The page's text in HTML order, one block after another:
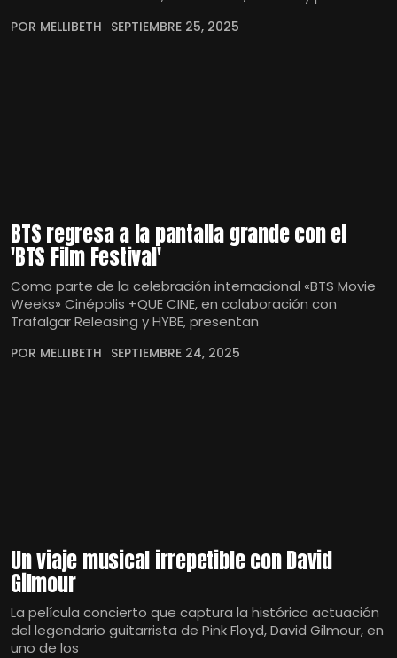
POR MELLIBETH SEPTIEMBRE 25, 2025
BTS regresa a la pantalla grande con el
'BTS Film Festival'
Como parte de la celebración internacional «BTS Movie
Weeks» Cinépolis +QUE CINE, en colaboración con
Trafalgar Releasing y HYBE, presentan
POR MELLIBETH SEPTIEMBRE 24, 2025
Un viaje musical irrepetible con David
Gilmour
La película concierto que captura la histórica actuación
del legendario guitarrista de Pink Floyd, David Gilmour, en
uno de los